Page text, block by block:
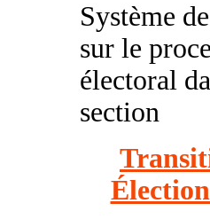
Système
sur le
électoral
section